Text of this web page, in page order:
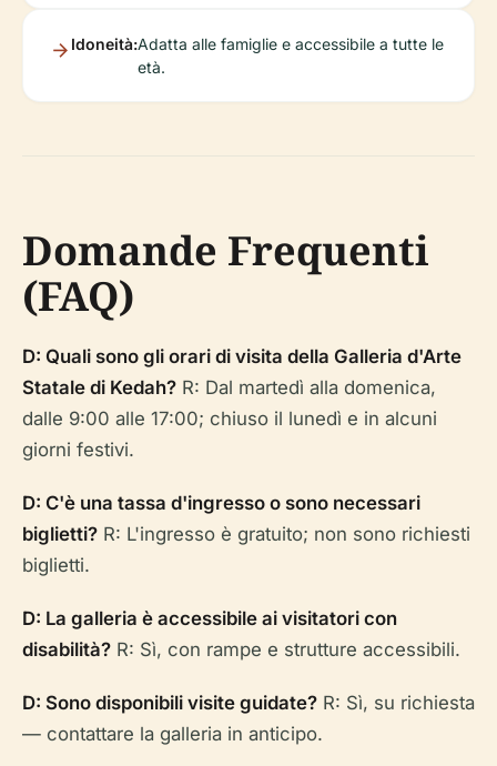
Idoneità:Adatta alle famiglie e accessibile a tutte le
età.
Domande Frequenti
(FAQ)
D: Quali sono gli orari di visita della Galleria d'Arte
Statale di Kedah? R: Dal martedì alla domenica,
dalle 9:00 alle 17:00; chiuso il lunedì e in alcuni
giorni festivi.
D: C'è una tassa d'ingresso o sono necessari
biglietti? R: L'ingresso è gratuito; non sono richiesti
biglietti.
D: La galleria è accessibile ai visitatori con
disabilità? R: Sì, con rampe e strutture accessibili.
D: Sono disponibili visite guidate? R: Sì, su richiesta
— contattare la galleria in anticipo.